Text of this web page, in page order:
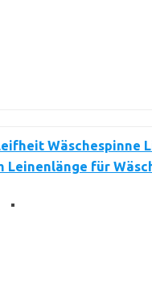
Wäschespinne
Leinenlänge für